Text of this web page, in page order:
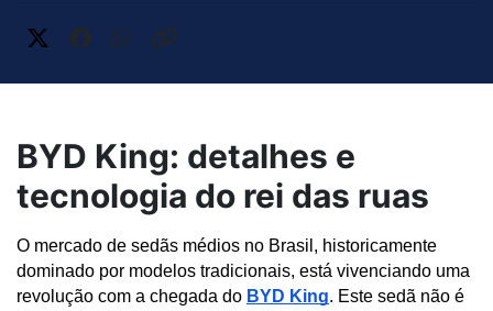
BYD King: detalhes e
tecnologia do rei das ruas
O mercado de sedãs médios no Brasil, historicamente
dominado por modelos tradicionais, está vivenciando uma
revolução com a chegada do BYD King. Este sedã não é